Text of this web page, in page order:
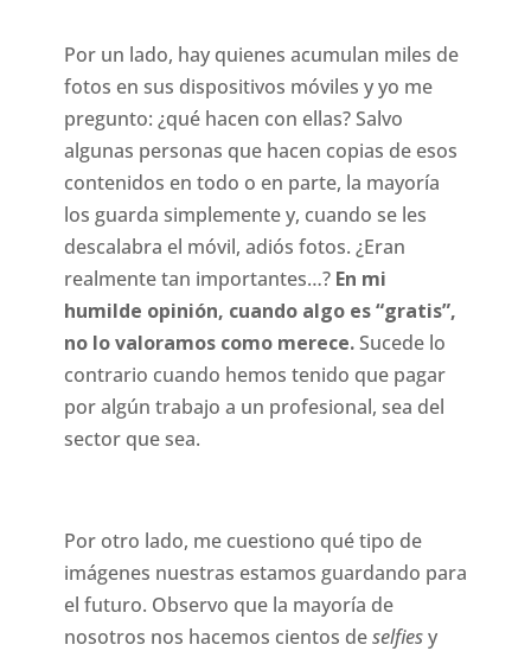
Por un lado, hay quienes acumulan miles de
fotos en sus dispositivos móviles y yo me
pregunto: ¿qué hacen con ellas? Salvo
algunas personas que hacen copias de esos
contenidos en todo o en parte, la mayoría
los guarda simplemente y, cuando se les
descalabra el móvil, adiós fotos. ¿Eran
realmente tan importantes…? En mi
humilde opinión, cuando algo es “gratis”,
no lo valoramos como merece.Sucede lo
contrario cuando hemos tenido que pagar
por algún trabajo a un profesional, sea del
sector que sea.
Por otro lado, me cuestiono qué tipo de
imágenes nuestras estamos guardando para
el futuro. Observo que la mayoría de
nosotros nos hacemos cientos deselfiesy